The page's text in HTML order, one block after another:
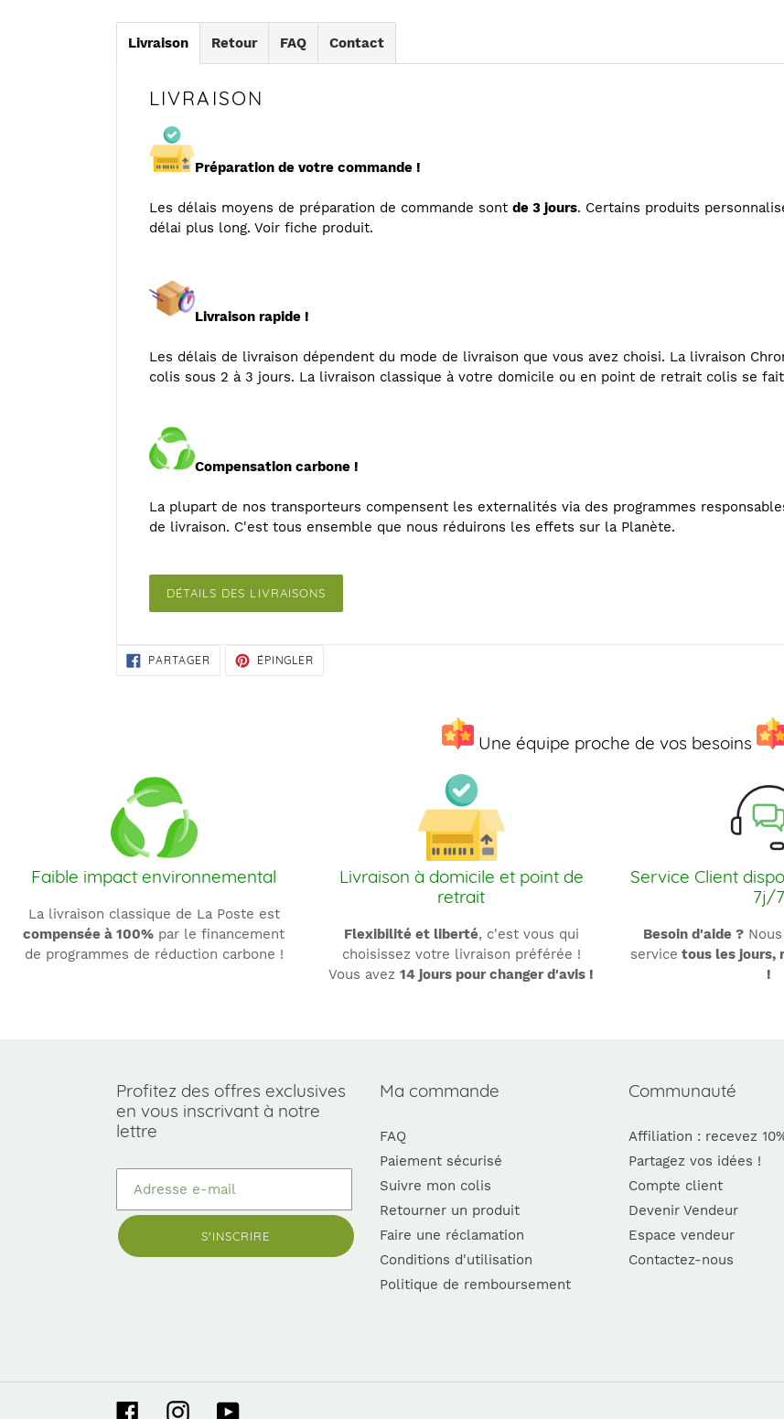
Livraison Retour FAQ Contact
LIVRAISON
Préparation de votre commande !
Les délais moyens de préparation de commande sont de 3 jours. Certains produits
délai plus long. Voir fiche produit.
Livraison rapide !
Les délais de livraison dépendent du mode de livraison que vous avez choisi. La livraison
colis sous 2 à 3 jours. La livraison classique à votre domicile ou en point de retrait colis se
Compensation carbone !
La plupart de nos transporteurs compensent les externalités via des programmes
de livraison. C'est tous ensemble que nous réduirons les effets sur la Planète.
DÉTAILS DES LIVRAISONS
PARTAGERPARTAGER
SUR
ÉPINGLER
Une équipe proche de vos besoins
Faible impact environnemental
La livraison classique de La Poste est
compensée à 100% par le financement
de programmes de réduction carbone !
Livraison à domicile et point de
retrait
Flexibilité et liberté, c'est vous qui
choisissez votre livraison préférée !
Vous avez 14 jours pour changer d'avis !
Service Client
7j/7
Besoin d'aide ?Nous
service tous les jours,
!
Profitez des offres exclusives
en vous inscrivant à notre
lettre
S'INSCRIRE
Ma commande
FAQ
Paiement sécurisé
Suivre mon colis
Retourner un produit
Faire une réclamation
Conditions d'utilisation
Politique de remboursement
Communauté
Affiliation : recevez
Partagez vos idées !
Compte client
Devenir Vendeur
Espace vendeur
Contactez-nous
FacebookInstagramYouTube